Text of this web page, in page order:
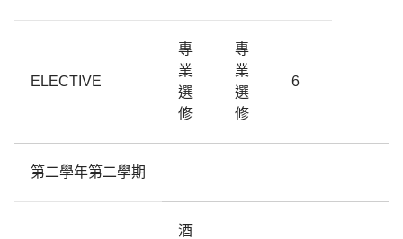
ELECTIVE
專
業
選
修
專
業
選
修
6
第二學年第二學期
酒